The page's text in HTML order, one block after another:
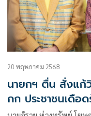
20 พฤษภาคม 2568
นายกฯ ตื่น สั่งแก้
กก ประชาชนเดือ